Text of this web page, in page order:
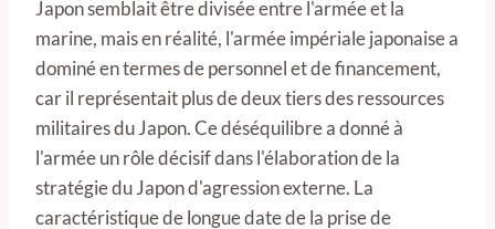
Japon semblait être divisée entre l'armée et la
marine, mais en réalité, l'armée impériale japonaise a
dominé en termes de personnel et de financement,
car il représentait plus de deux tiers des ressources
militaires du Japon. Ce déséquilibre a donné à
l'armée un rôle décisif dans l'élaboration de la
stratégie du Japon d'agression externe. La
caractéristique de longue date de la prise de